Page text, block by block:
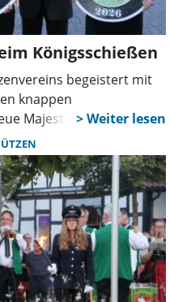
Königsschießen
begeistert mit
knappen
Majestäten wurden
um den Platzkönig beim
anlocken wird.